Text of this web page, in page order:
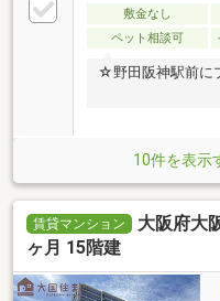
敷金なし
ペット相談可
☆野田阪神駅前に
10件を表示
賃貸マンション
大阪府大
ヶ月 15階建